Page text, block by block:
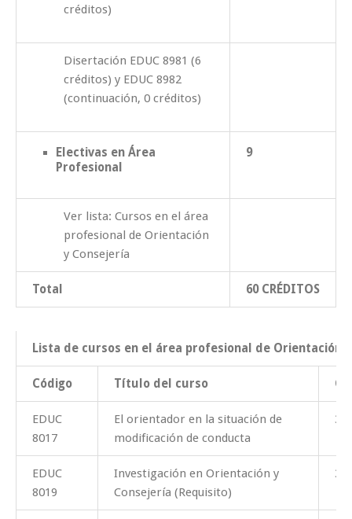
créditos)
Disertación EDUC 8981 (6
créditos) y EDUC 8982
(continuación, 0 créditos)
Electivas en Área
Profesional
9
Ver lista: Cursos en el área
profesional de Orientación
y Consejería
Total 60 CRÉDITOS
Lista de cursos en el área profesional de Orientación
Código Título del curso
EDUC
8017
El orientador en la situación de
modificación de conducta
3
EDUC
8019
Investigación en Orientación y
Consejería (Requisito)
3